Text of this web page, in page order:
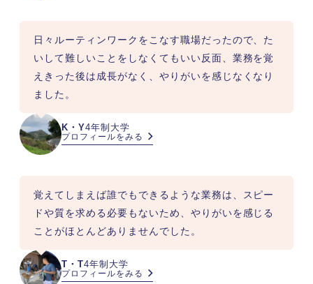
K・Y4年制大学
プロフィールをみる
日々ルーティンワークをこなす職場だったので、た
いして難しいことをしなくてもいい反面、業務を覚
えきった後は成長がなく、やりがいを感じなくなり
ました。
T・T4年制大学
プロフィールをみる
覚えてしまえば誰でもできるような業務は、スピー
ドや質を求める必要もないため、やりがいを感じる
ことがほとんどありませんでした。